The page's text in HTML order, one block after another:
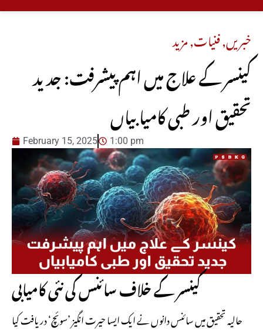
خبریں,فنیات,مزید
کینسر کے علاج میں اہم پیشرفت: جدید
تحقیق اور طبی کامیابیاں
February 15, 2025 1:00 pm
کینسر کے خلاف سائنس کی نئی کامیابی
حالیہ تحقیق میں سائنس دانوں نے ایک ایسا حیرت انگیز ’سوئچ‘ دریافت کیا